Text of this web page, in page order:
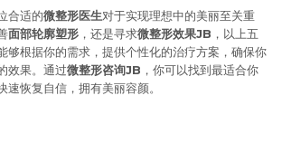
合适的微整形医生对于实现理想中的美丽至关重
面部轮廓塑形 ，还是寻求微整形效果JB ，以上五
够根据你的需求，提供个性化的治疗方案，确保你
效果。通过微整形咨询JB ，你可以找到最适合你
速恢复自信，拥有美丽容颜。